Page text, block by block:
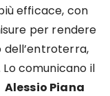
efficace, con
per rendere
dell’entroterra,
comunicano il
Alessio Piana